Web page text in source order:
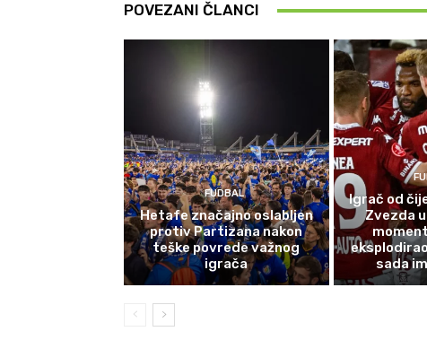
POVEZANI ČLANCI
FUDBAL
Hetafe značajno oslabljen
protiv Partizana nakon
teške povrede važnog
igrača
Igrač od
Zvezda
sada